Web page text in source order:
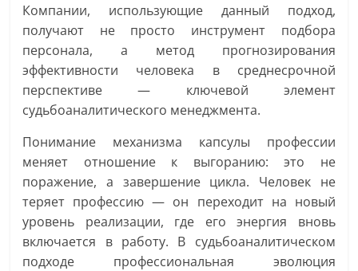
Компании, использующие данный подход,
получают не просто инструмент подбора
персонала, а метод прогнозирования
эффективности человека в среднесрочной
перспективе — ключевой элемент
судьбоаналитического менеджмента.
Понимание механизма капсулы профессии
меняет отношение к выгоранию: это не
поражение, а завершение цикла. Человек не
теряет профессию — он переходит на новый
уровень реализации, где его энергия вновь
включается в работу. В судьбоаналитическом
подходе профессиональная эволюция